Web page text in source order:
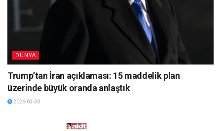
DÜNYA
Trump’tan İran açıklaması: 15 maddelik plan
üzerinde büyük oranda anlaştık
2026-03-30